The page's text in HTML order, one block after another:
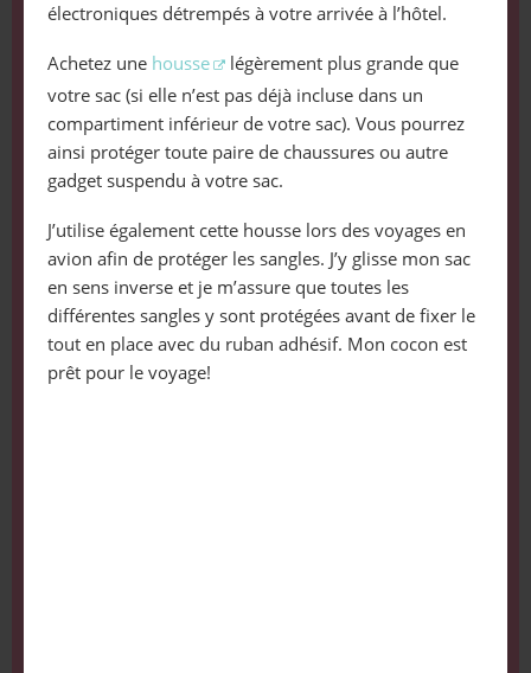
électroniques détrempés à votre arrivée à l’hôtel.
Achetez une housse
légèrement plus grande que
votre sac (si elle n’est pas déjà incluse dans un
compartiment inférieur de votre sac). Vous pourrez
ainsi protéger toute paire de chaussures ou autre
gadget suspendu à votre sac.
J’utilise également cette housse lors des voyages en
avion afin de protéger les sangles. J’y glisse mon sac
en sens inverse et je m’assure que toutes les
différentes sangles y sont protégées avant de fixer le
tout en place avec du ruban adhésif. Mon cocon est
prêt pour le voyage!